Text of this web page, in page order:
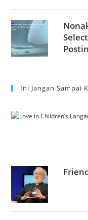
Ini Jangan Sampai